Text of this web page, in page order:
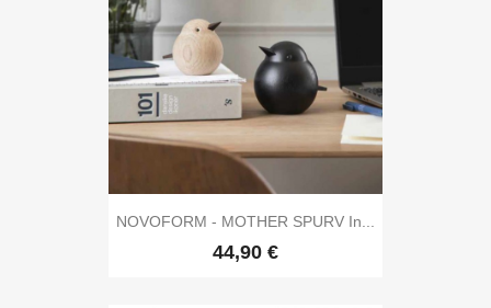
NOVOFORM - MOTHER SPURV In...
44,90 €